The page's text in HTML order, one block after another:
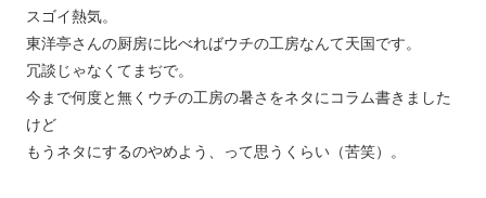
スゴイ熱気。
東洋亭さんの厨房に比べればウチの工房なんて天国です。
冗談じゃなくてまぢで。
今まで何度と無くウチの工房の暑さをネタにコラム書きました
けど
もうネタにするのやめよう、って思うくらい（苦笑）。